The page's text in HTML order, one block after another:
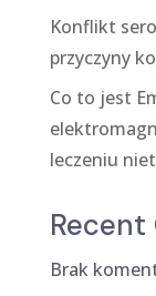
Konflikt
przyczyny
Co to jest
leczeniu
Brak